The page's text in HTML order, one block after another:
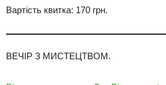
Вартість квитка: 170 грн.
ВЕЧІР З МИСТЕЦТВОМ.